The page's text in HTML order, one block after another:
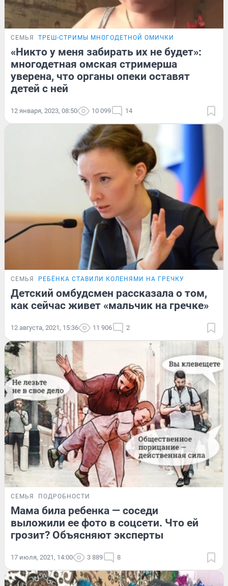
СЕМЬЯ ТРЕШ-СТРИМЫ МНОГОДЕТНОЙ ОМИЧКИ
«Никто у меня забирать их не будет»:
многодетная омская стримерша
уверена, что органы опеки оставят
детей с ней
12 января, 2023, 08:50 10 099 14
СЕМЬЯ РЕБЁНКА СТАВИЛИ КОЛЕНЯМИ НА ГРЕЧКУ
Детский омбудсмен рассказала о том,
как сейчас живет «мальчик на гречке»
12 августа, 2021, 15:36 11 906 2
СЕМЬЯ ПОДРОБНОСТИ
Мама била ребенка — соседи
выложили ее фото в соцсети. Что ей
грозит? Объясняют эксперты
17 июля, 2021, 14:00 3 889 8